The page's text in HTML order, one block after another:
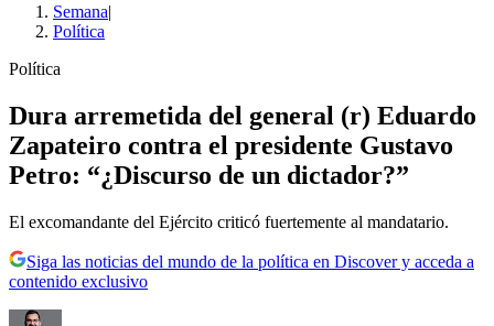
Semana|
Política
Política
Dura arremetida del general (r) Eduardo
Zapateiro contra el presidente Gustavo
Petro: “¿Discurso de un dictador?”
El excomandante del Ejército criticó fuertemente al mandatario.
Siga las noticias del mundo de la política en Discover y acceda a
contenido exclusivo